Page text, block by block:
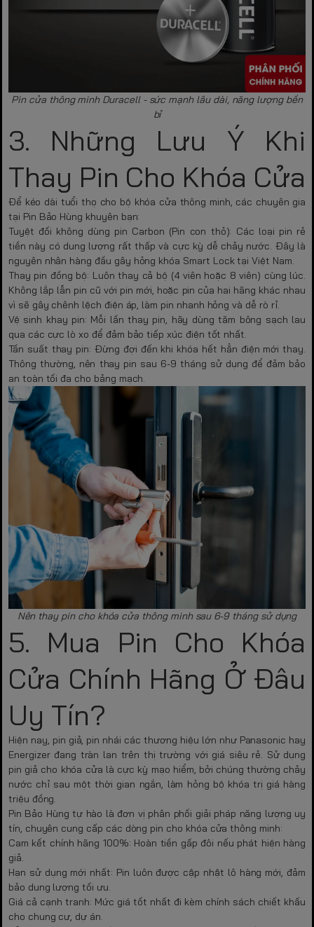
Pin cửa thông minh Duracell - sức mạnh lâu dài, năng lượng bền
bỉ
3. Những Lưu Ý Khi
Thay Pin Cho Khóa Cửa
Để kéo dài tuổi thọ cho bộ khóa cửa thông minh, các chuyên gia
tại Pin Bảo Hùng khuyên bạn:
Tuyệt đối không dùng pin Carbon (Pin con thỏ): Các loại pin rẻ
tiền này có dung lượng rất thấp và cực kỳ dễ chảy nước. Đây là
nguyên nhân hàng đầu gây hỏng khóa Smart Lock tại Việt Nam.
Thay pin đồng bộ: Luôn thay cả bộ (4 viên hoặc 8 viên) cùng lúc.
Không lắp lẫn pin cũ với pin mới, hoặc pin của hai hãng khác nhau
vì sẽ gây chênh lệch điện áp, làm pin nhanh hỏng và dễ rò rỉ.
Vệ sinh khay pin: Mỗi lần thay pin, hãy dùng tăm bông sạch lau
qua các cực lò xo để đảm bảo tiếp xúc điện tốt nhất.
Tần suất thay pin: Đừng đợi đến khi khóa hết hẳn điện mới thay.
Thông thường, nên thay pin sau 6-9 tháng sử dụng để đảm bảo
an toàn tối đa cho bảng mạch.
Nên thay pin cho khóa cửa thông minh sau 6-9 tháng sử dụng
5. Mua Pin Cho Khóa
Cửa Chính Hãng Ở Đâu
Uy Tín?
Hiện nay, pin giả, pin nhái các thương hiệu lớn như Panasonic hay
Energizer đang tràn lan trên thị trường với giá siêu rẻ. Sử dụng
pin giả cho khóa cửa là cực kỳ mạo hiểm, bởi chúng thường chảy
nước chỉ sau một thời gian ngắn, làm hỏng bộ khóa trị giá hàng
triệu đồng.
Pin Bảo Hùng tự hào là đơn vị phân phối giải pháp năng lượng uy
tín, chuyên cung cấp các dòng pin cho khóa cửa thông minh:
Cam kết chính hãng 100%: Hoàn tiền gấp đôi nếu phát hiện hàng
giả.
Hạn sử dụng mới nhất: Pin luôn được cập nhật lô hàng mới, đảm
bảo dung lượng tối ưu.
Giá cả cạnh tranh: Mức giá tốt nhất đi kèm chính sách chiết khấu
cho chung cư, dự án.